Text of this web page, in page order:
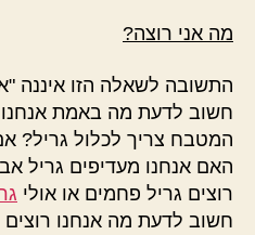
מה אני רוצה?
התשובה לשאלה הזו איננה
חשוב לדעת מה באמת
המטבח צריך לכלול גריל?
האם אנחנו מעדיפים גריל
רוצים גריל פחמים או אולי
חשוב לדעת מה אנחנו רוצים